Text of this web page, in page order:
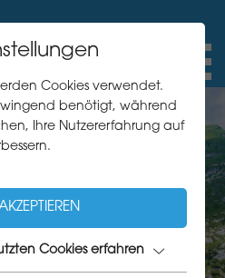
Cookies verwendet.
benötigt, während
Ihre Nutzererfahrung auf
Cookies erfahren